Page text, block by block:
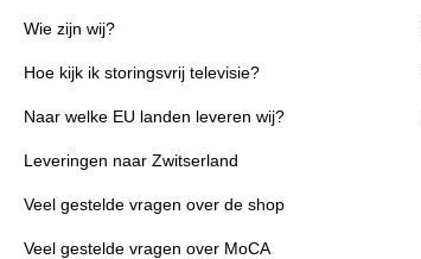
Wie zijn wij?
Hoe kijk ik storingsvrij televisie?
Naar welke EU landen leveren wij?
Leveringen naar Zwitserland
Veel gestelde vragen over de shop
Veel gestelde vragen over MoCA